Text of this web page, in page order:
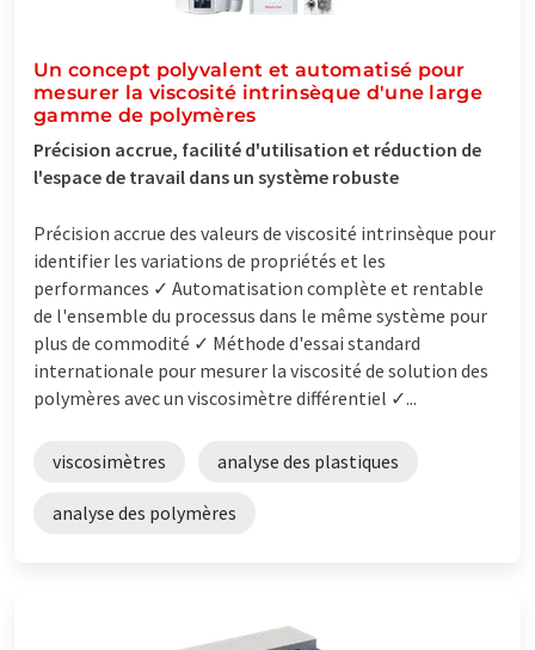
Un concept polyvalent et automatisé pour
mesurer la viscosité intrinsèque d'une large
gamme de polymères
Précision accrue, facilité d'utilisation et réduction de
l'espace de travail dans un système robuste
Précision accrue des valeurs de viscosité intrinsèque pour
identifier les variations de propriétés et les
performances ✓ Automatisation complète et rentable
de l'ensemble du processus dans le même système pour
plus de commodité ✓ Méthode d'essai standard
internationale pour mesurer la viscosité de solution des
polymères avec un viscosimètre différentiel ✓...
viscosimètres analyse des plastiques
analyse des polymères